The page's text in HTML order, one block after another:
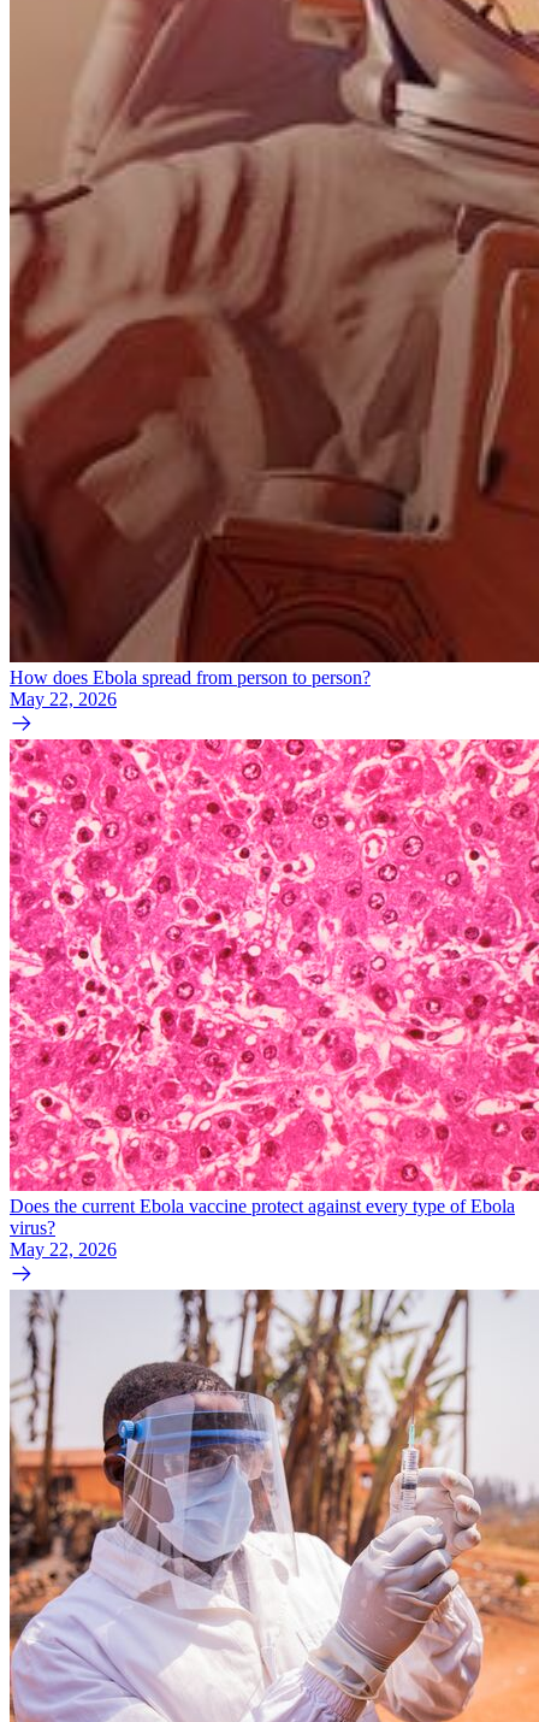
How does Ebola spread from person to person?
May 22, 2026
Does the current Ebola vaccine protect against every type of Ebola
virus?
May 22, 2026